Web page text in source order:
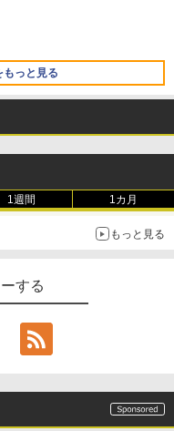
コン WE1-K3 (MS 365 P
っと見る
座［第2版］
心者 素人 でも安心 使い
副業にもコンテンツ作成
も！ 非エンジニアのた
で読みやすい、6週間持
インチディスプレイ電子
ッチャ、16GB、広告な
シグニチャーエディ
調調節ライト、12週間
広告なし、メタリック
1週間 1カ月
もっと見る
する